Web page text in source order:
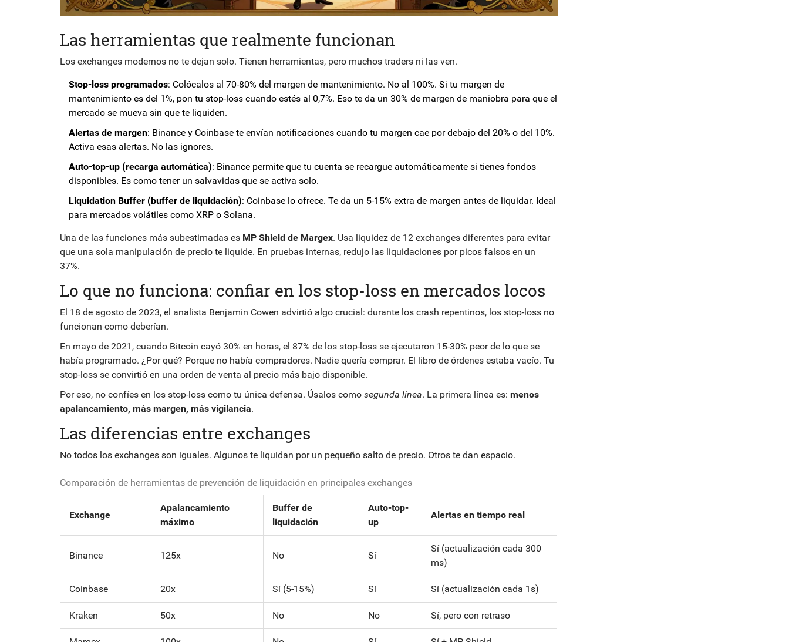
Las herramientas que realmente funcionan
Los exchanges modernos no te dejan solo. Tienen herramientas, pero muchos traders ni las ven.
Stop-loss programados: Colócalos al 70-80% del margen de mantenimiento. No al 100%. Si tu margen de
mantenimiento es del 1%, pon tu stop-loss cuando estés al 0,7%. Eso te da un 30% de margen de maniobra para que el
mercado se mueva sin que te liquiden.
Alertas de margen: Binance y Coinbase te envían notificaciones cuando tu margen cae por debajo del 20% o del 10%.
Activa esas alertas. No las ignores.
Auto-top-up (recarga automática): Binance permite que tu cuenta se recargue automáticamente si tienes fondos
disponibles. Es como tener un salvavidas que se activa solo.
Liquidation Buffer (buffer de liquidación): Coinbase lo ofrece. Te da un 5-15% extra de margen antes de liquidar. Ideal
para mercados volátiles como XRP o Solana.
Una de las funciones más subestimadas es MP Shield de Margex. Usa liquidez de 12 exchanges diferentes para evitar
que una sola manipulación de precio te liquide. En pruebas internas, redujo las liquidaciones por picos falsos en un
37%.
Lo que no funciona: confiar en los stop-loss en mercados locos
El 18 de agosto de 2023, el analista Benjamin Cowen advirtió algo crucial: durante los crash repentinos, los stop-loss no
funcionan como deberían.
En mayo de 2021, cuando Bitcoin cayó 30% en horas, el 87% de los stop-loss se ejecutaron 15-30% peor de lo que se
había programado. ¿Por qué? Porque no había compradores. Nadie quería comprar. El libro de órdenes estaba vacío. Tu
stop-loss se convirtió en una orden de venta al precio más bajo disponible.
Por eso, no confíes en los stop-loss como tu única defensa. Úsalos como segunda línea. La primera línea es: menos
apalancamiento, más margen, más vigilancia.
Las diferencias entre exchanges
No todos los exchanges son iguales. Algunos te liquidan por un pequeño salto de precio. Otros te dan espacio.
Comparación de herramientas de prevención de liquidación en principales exchanges
Exchange
Apalancamiento
máximo
Buffer de
liquidación
Auto-top-
up
Alertas en tiempo real
Binance 125x No Sí
Sí (actualización cada 300
ms)
Coinbase 20x Sí (5-15%) Sí Sí (actualización cada 1s)
Kraken 50x No No Sí, pero con retraso